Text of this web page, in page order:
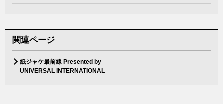
関連ページ
紙ジャケ最前線 Presented by
UNIVERSAL INTERNATIONAL